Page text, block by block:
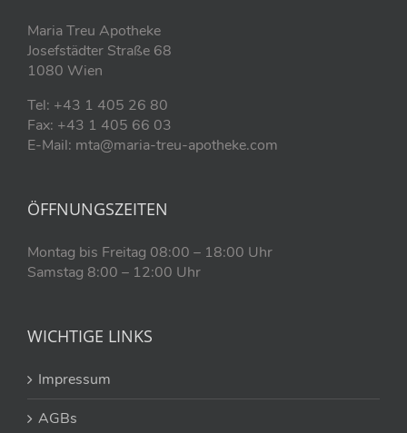
Maria Treu Apotheke
Josefstädter Straße 68
1080 Wien
Tel: +43 1 405 26 80
Fax: +43 1 405 66 03
E-Mail: mta@maria-treu-apotheke.com
ÖFFNUNGSZEITEN
Montag bis Freitag 08:00 – 18:00 Uhr
Samstag 8:00 – 12:00 Uhr
WICHTIGE LINKS
Impressum
AGBs